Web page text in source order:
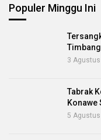
Populer Minggu Ini
3
Tabrak
Konawe
5